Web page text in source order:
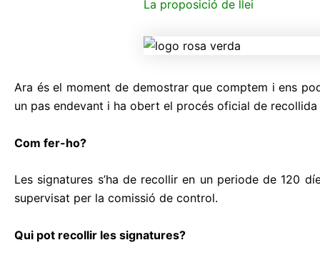
La proposició de llei
Ara és el moment de demostrar que comptem i ens
un pas endevant i ha obert el procés oficial de recollida
Com fer-ho?
Les signatures s’ha de recollir en un periode de 120
supervisat per la comissió de control.
Qui pot recollir les signatures?